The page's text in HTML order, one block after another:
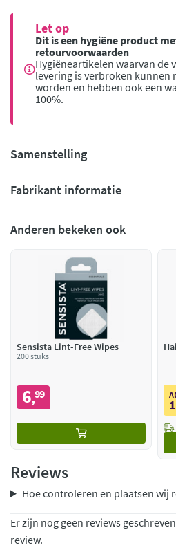
Let op
Dit is een hygiëne product
retourvoorwaarden
Hygiëneartikelen waarvan de
levering is verbroken kunnen
worden en hebben ook een
100%.
Samenstelling
Fabrikant informatie
Anderen bekeken ook
Sensista Lint-Free Wipes
200 stuks
6,99
1
Reviews
Hoe controleren en plaatsen wij
Er zijn nog geen reviews
review.